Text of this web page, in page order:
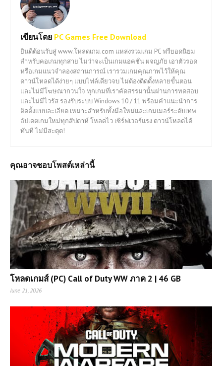
เขียนโดย PC Games Free Download
ยินดีต้อนรับสู่ www.โหลดเกม.com แหล่งรวมเกม PC ฟรียอดนิยม
สำหรับคอเกมทุกสาย ไม่ว่าจะเป็นเกมแอคชั่น ผจญภัย เอาตัวรอด
หรือเกมแนวจำลองสถานการณ์ เรารวมเกมคุณภาพไว้ให้คุณ
ดาวน์โหลดได้ง่ายๆ แบบไฟล์เดียวจบ ไม่ต้องติดตั้งหลายขั้นตอน
และไม่มีโฆษณากวนใจ ทุกเกมที่เราคัดสรรมานั้นผ่านการทดสอบ
และไม่มีไวรัส รองรับระบบ Windows 10 / 11 พร้อมคำแนะนำการ
ติดตั้งแบบละเอียด เหมาะสำหรับทั้งมือใหม่และเกมเมอร์ระดับเทพ
อัปเดตเกมใหม่ทุกสัปดาห์ โหลดไว เซิร์ฟเวอร์แรง ดาวน์โหลดได้
ทันที ไม่มีสะดุด!
คุณอาจชอบโพสต์เหล่านี้
โหลดเกมส์ (PC) Call of Duty WW ภาค 2 | 46 GB
June 21, 2026